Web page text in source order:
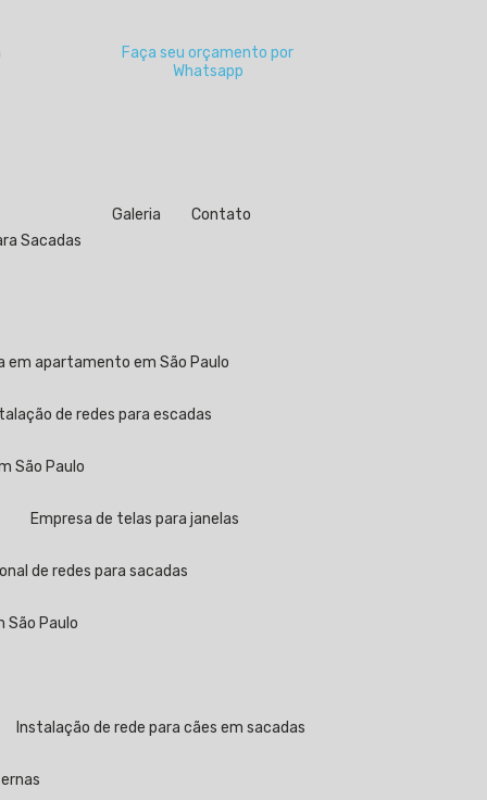
Faça seu orçamento por
Whatsapp
Sacadas
Galeria Contato
em apartamento em São Paulo
de redes para escadas
São Paulo
Empresa de telas para janelas
de redes para sacadas
São Paulo
Instalação de rede para cães em sacadas